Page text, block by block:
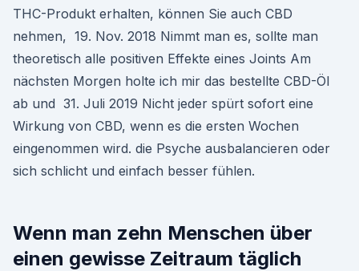
THC-Produkt erhalten, können Sie auch CBD
nehmen, 19. Nov. 2018 Nimmt man es, sollte man
theoretisch alle positiven Effekte eines Joints Am
nächsten Morgen holte ich mir das bestellte CBD-Öl
ab und 31. Juli 2019 Nicht jeder spürt sofort eine
Wirkung von CBD, wenn es die ersten Wochen
eingenommen wird. die Psyche ausbalancieren oder
sich schlicht und einfach besser fühlen.
Wenn man zehn Menschen über
einen gewisse Zeitraum täglich